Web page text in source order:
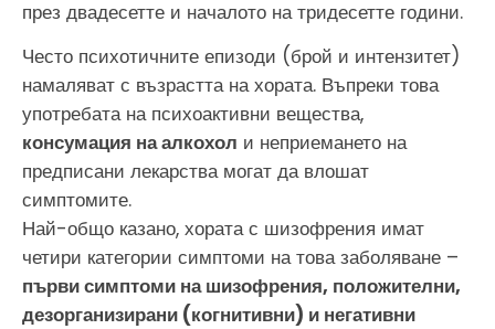
през двадесетте и началото на тридесетте години.
Често психотичните епизоди (брой и интензитет)
намаляват с възрастта на хората. Въпреки това
употребата на психоактивни вещества,
консумация на алкохол и неприемането на
предписани лекарства могат да влошат
симптомите.
Най-общо казано, хората с шизофрения имат
четири категории симптоми на това заболяване –
първи симптоми на шизофрения, положителни,
дезорганизирани (когнитивни) и негативни